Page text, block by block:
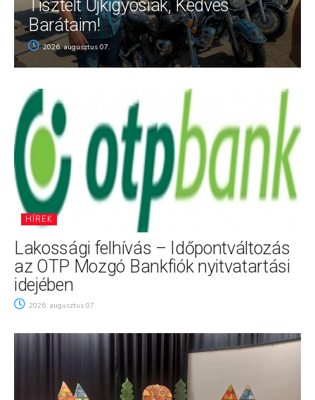
Tisztelt Újkígyósiak, Kedves
Barátaim!
2026. augusztus 07.
HÍREK
Lakossági felhívás – Időpontváltozás
az OTP Mozgó Bankfiók nyitvatartási
idejében
2026. augusztus 07.